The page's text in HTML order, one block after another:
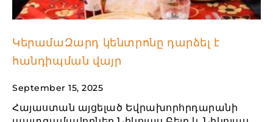
ԿերամաԶարդ կենտրոնը դարձել է
հանդիպման վայր
September 15, 2025
Հայաստան այցելած Եվրախորհրդարանի